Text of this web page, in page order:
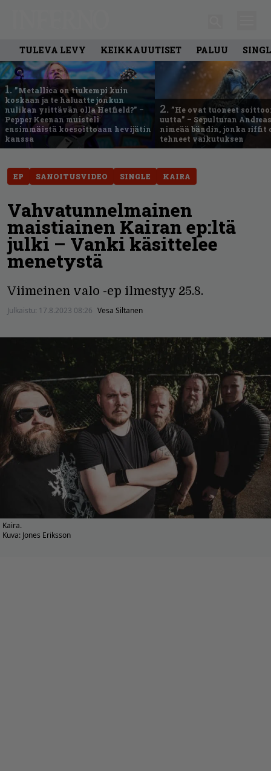
TULEVA LEVY KEIKKAUUTISET PALUU
1. ”Metallica on tiukempi kuin
koskaan ja te haluatte jonkun
nulikan yrittävän olla Hetfield?” –
Pepper Keenan muisteli
ensimmäistä koesoittoaan hevijätin
kanssa
2. ”He ovat tuoneet
uutta” – Sepulturan
nimeää bändin, jonka riffit
tehneet vaikutuksen
EP SANOITUSVIDEO SINGLE KAIRA
Vahvatunnelmainen
maistiainen Kairan ep:ltä
julki – Vanki käsittelee
menetystä
Viimeinen valo -ep ilmestyy 25.8.
Julkaistu: 17.8.2023 08:26 Vesa Siltanen
Kaira.
Kuva: Jones Eriksson